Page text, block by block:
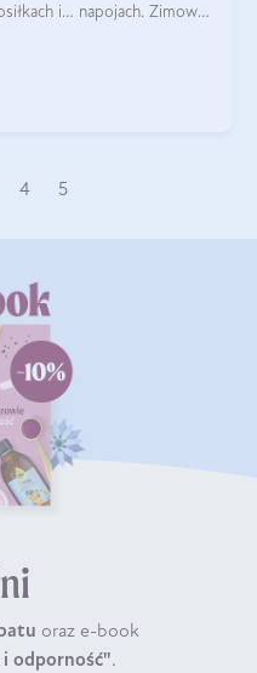
i… napojach. Zimowe
4 5
oraz e-book
i odporność".